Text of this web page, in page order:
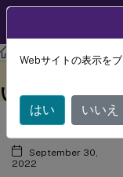
Session Recording
サーバーが
い
September 30,
2022
Webサイトの表示を
はい いいえ